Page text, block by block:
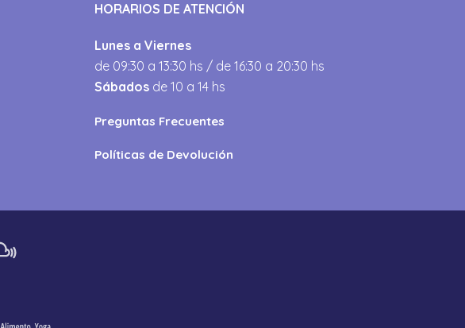
HORARIOS DE ATENCIÓN
Lunes a Viernes
de 09:30 a 13:30 hs / de 16:30 a 20:30 hs
Sábados de 10 a 14 hs
Preguntas Frecuentes
Políticas de Devolución